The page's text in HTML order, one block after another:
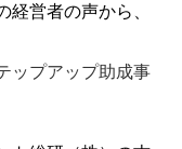
経営者の声から、
ップアップ助成事